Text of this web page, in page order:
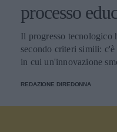
processo
Il progresso tecnologico
secondo criteri simili: c'è
in cui un'innovazione
REDAZIONE DIREDONNA